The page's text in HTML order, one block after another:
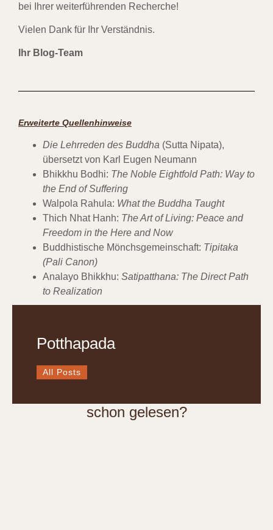
bei Ihrer weiterführenden Recherche!
Vielen Dank für Ihr Verständnis.
Ihr Blog-Team
Erweiterte Quellenhinweise
Die Lehrreden des Buddha (Sutta Nipata),
übersetzt von Karl Eugen Neumann
Bhikkhu Bodhi: The Noble Eightfold Path: Way to
the End of Suffering
Walpola Rahula: What the Buddha Taught
Thich Nhat Hanh: The Art of Living: Peace and
Freedom in the Here and Now
Buddhistische Mönchsgemeinschaft: Tipitaka
(Pali Canon)
Analayo Bhikkhu: Satipatthana: The Direct Path
to Realization
Potthapada
All Posts
schon gelesen?